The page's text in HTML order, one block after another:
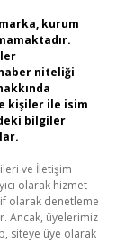
kurum
niteliği
kişiler ile isim
bilgiler
ve İletişim
olarak hizmet
olarak denetleme
Ancak, üyelerimiz
siteye üye olarak